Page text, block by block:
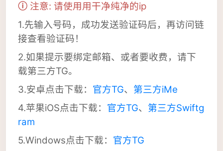
ⓘ 注意: 请使用用干净纯净的ip
1.先输入号码，成功发送验证码后，再访问链
接查看验证码！
2.如果提示要绑定邮箱、或者要收费，请下
载第三方TG。
3.安卓点击下载： 官方TG、 第三方iMe
4.苹果iOS点击下载： 官方TG、 第三方Swiftg
ram
5.Windows点击下载： 官方TG